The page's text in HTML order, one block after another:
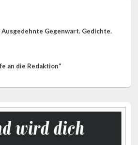
Gegenwart. Gedichte.
an die Redaktion“